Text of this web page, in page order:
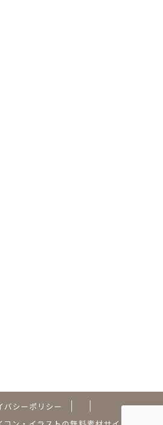
バシーポリシー